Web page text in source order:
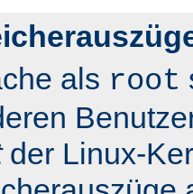
als root
der Linux-